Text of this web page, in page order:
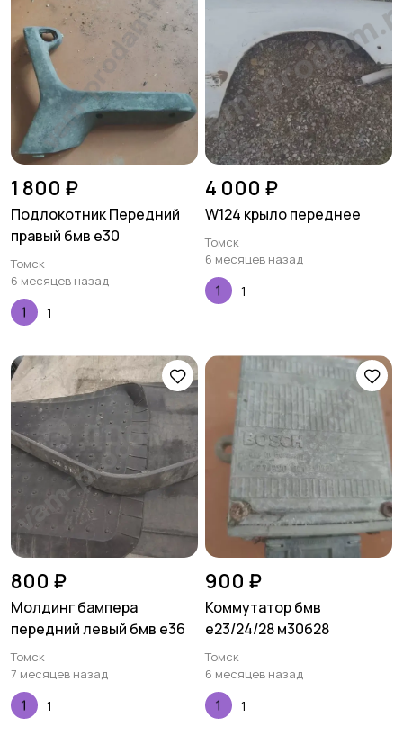
1 800 ₽
Подлокотник Передний
правый бмв е30
Томск
6 месяцев назад
1
4 000 ₽
W124 крыло переднее
Томск
6 месяцев назад
1
800 ₽
Молдинг бампера
передний левый бмв е36
Томск
7 месяцев назад
1
900 ₽
Коммутатор бмв
е23/24/28 м30б28
Томск
6 месяцев назад
1